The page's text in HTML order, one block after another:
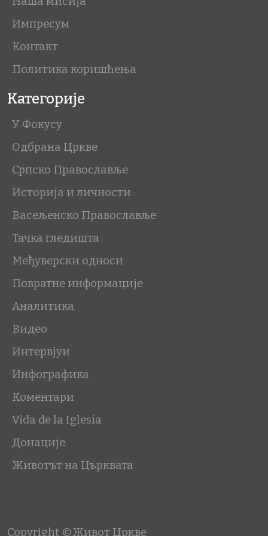
Импресум
Контакт
Политика коришћења
Категорије
У Фокусу
Одбрана Цркве
Српско Православље
Историја и личности
Васељенско Православље
Тачка гледишта
Међуверски односи
Повратне информације
Аналитика
Видео
Интервјуи
Инфографика
Коментари
Vida de la Iglesia
Донације
Животът на Църквата
Copyright ©Живот Цркве